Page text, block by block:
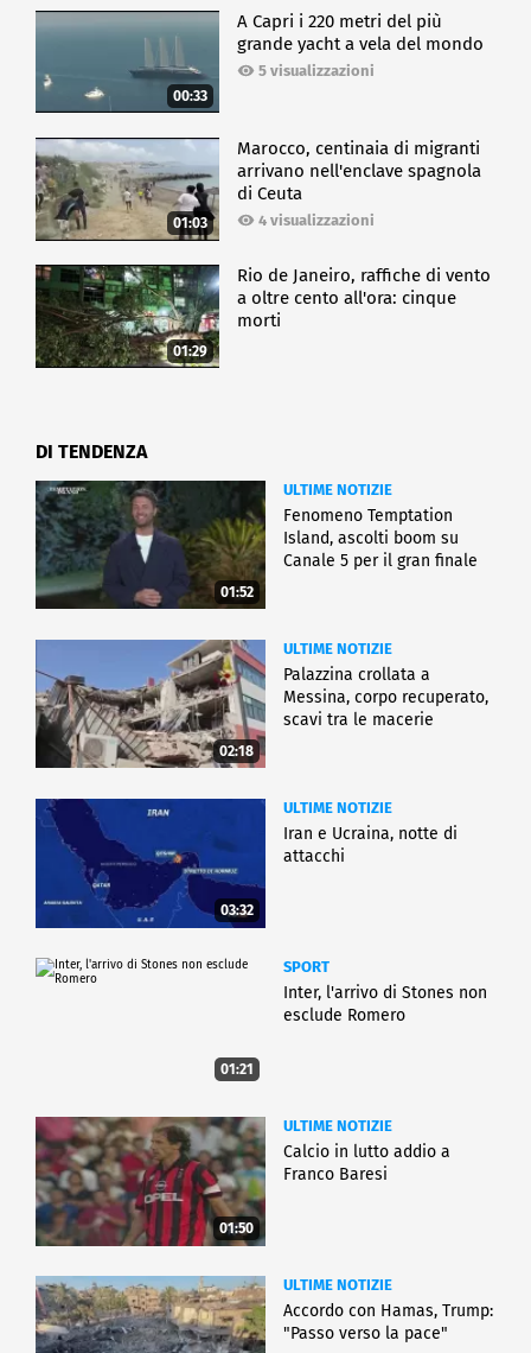
00:33
A Capri i 220 metri del più
grande yacht a vela del mondo
5 visualizzazioni
01:03
Marocco, centinaia di migranti
arrivano nell'enclave spagnola
di Ceuta
4 visualizzazioni
01:29
Rio de Janeiro, raffiche di vento
a oltre cento all'ora: cinque
morti
DI TENDENZA
01:52
ULTIME NOTIZIE
Fenomeno Temptation
Island, ascolti boom su
Canale 5 per il gran finale
02:18
ULTIME NOTIZIE
Palazzina crollata a
Messina, corpo recuperato,
scavi tra le macerie
03:32
ULTIME NOTIZIE
Iran e Ucraina, notte di
attacchi
01:21
SPORT
Inter, l'arrivo di Stones non
esclude Romero
01:50
ULTIME NOTIZIE
Calcio in lutto addio a
Franco Baresi
ULTIME NOTIZIE
Accordo con Hamas, Trump:
"Passo verso la pace"